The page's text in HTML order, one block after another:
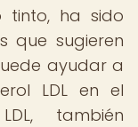
tinto, ha sido
que sugieren
ayudar a
LDL en el
también